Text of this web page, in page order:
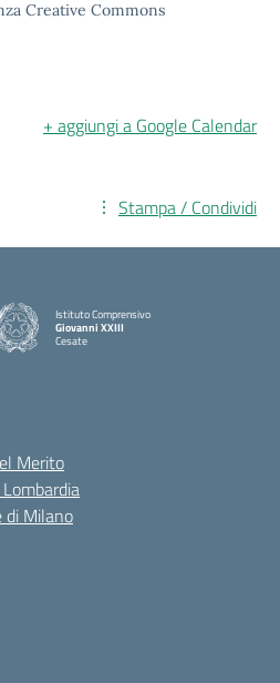
Creative Commons
+ aggiungi a Google Calendar
Stampa / Condividi
Istituto Comprensivo
Giovanni XXIII
Cesate
Merito
di Milano